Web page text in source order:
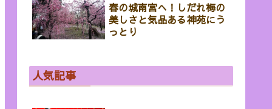
春の城南宮へ！しだれ梅の
美しさと気品ある神苑にう
っとり
人気記事